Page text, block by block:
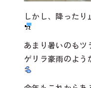
しかし、降ったり
あまり暑いのも
ゲリラ豪雨のよう